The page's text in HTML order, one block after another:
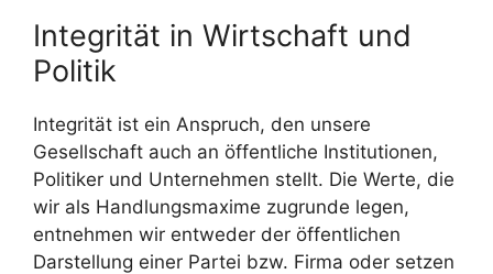
Integrität in Wirtschaft und
Politik
Integrität ist ein Anspruch, den unsere
Gesellschaft auch an öffentliche Institutionen,
Politiker und Unternehmen stellt. Die Werte, die
wir als Handlungsmaxime zugrunde legen,
entnehmen wir entweder der öffentlichen
Darstellung einer Partei bzw. Firma oder setzen